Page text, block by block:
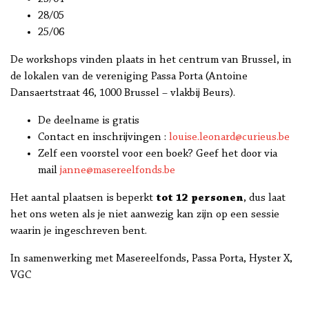
28/05
25/06
De workshops vinden plaats in het centrum van Brussel, in
de lokalen van de vereniging Passa Porta (Antoine
Dansaertstraat 46, 1000 Brussel – vlakbij Beurs).
De deelname is gratis
Contact en inschrijvingen : louise.leonard@curieus.be
Zelf een voorstel voor een boek? Geef het door via
mail janne@masereelfonds.be
Het aantal plaatsen is beperkt tot 12 personen, dus laat
het ons weten als je niet aanwezig kan zijn op een sessie
waarin je ingeschreven bent.
In samenwerking met Masereelfonds, Passa Porta, Hyster X,
VGC